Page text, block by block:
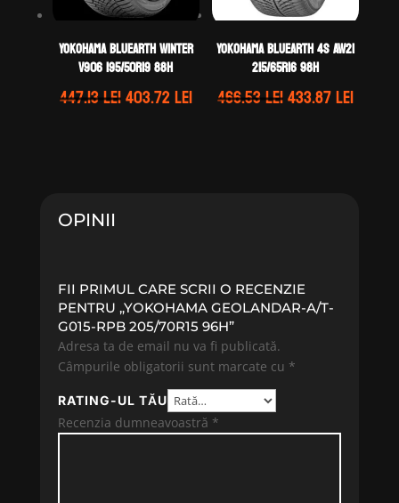
Yokohama BLUEARTH WINTER
V906 195/50R19 88H
447.13leiPrețul
403.72leiPrețul
Yokohama BLUEARTH 4S AW21
215/65R16 98H
466.53leiPrețul
433.87leiPrețul
OPINII
FII PRIMUL CARE SCRII O RECENZIE
PENTRU „YOKOHAMA GEOLANDAR-A/T-
G015-RPB 205/70R15 96H”
Adresa ta de email nu va fi publicată.
Câmpurile obligatorii sunt marcate cu *
RATING-UL TĂU
Recenzia dumneavoastră *